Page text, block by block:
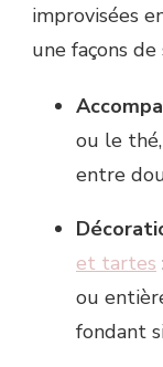
improvisées
une façons
ou le
entre
et tartes
ou
fondant